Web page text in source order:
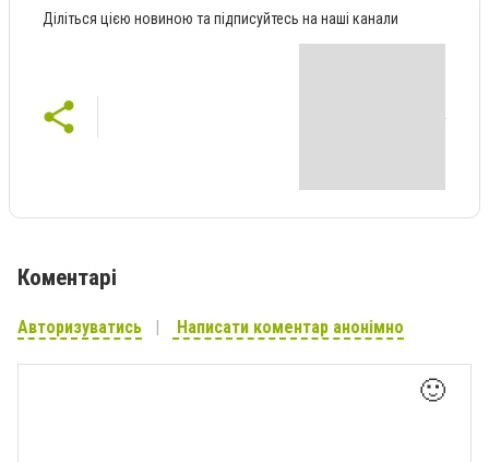
Діліться цією новиною та підписуйтесь на наші канали
Коментарі
Авторизуватись Написати коментар анонімно
🙂